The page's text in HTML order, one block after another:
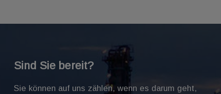
Sind Sie bereit?
Sie können auf uns zählen, wenn es darum geht,